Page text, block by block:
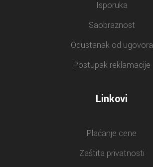
Isporuka
Saobraznost
Odustanak od ugovora
Postupak reklamacije
Linkovi
Plaćanje cene
Zaštita privatnosti